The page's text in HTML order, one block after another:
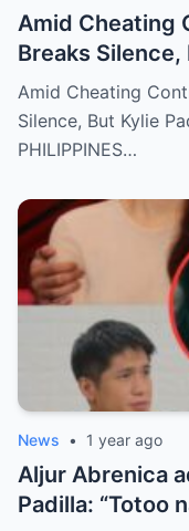
Amid Cheating
Breaks
Back Shade!
Amid Cheating
Silence, But Kylie
PHILIPPINES…
News • 1 year ago
Aljur Abrenica
Padilla: “Totoo